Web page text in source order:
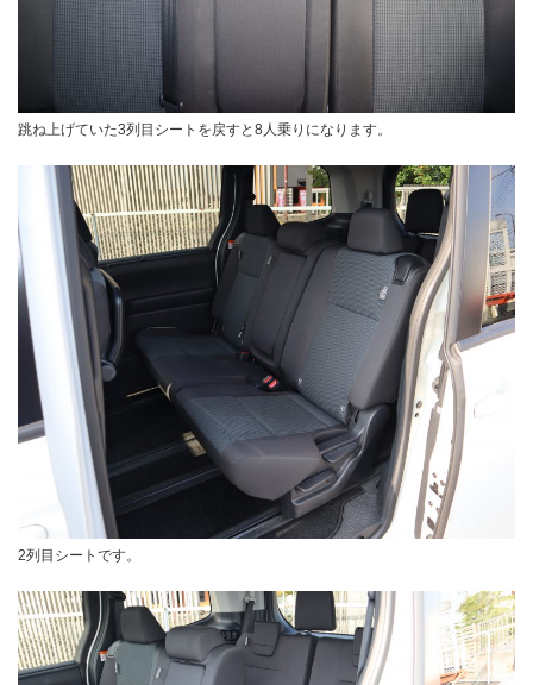
跳ね上げていた3列目シートを戻すと8人乗りになります。
2列目シートです。